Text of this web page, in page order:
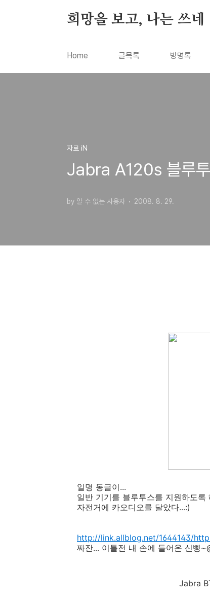
희망을 보고, 나는 쓰네
Home 글목록 방명록
자료 iN
Jabra A120s 블루
by 알 수 없는 사용자 2008. 8. 29.
일명 동글이...
일반 기기를 블루투스를 지원하도록
자전거에 카오디오를 달았다...:)
http://link.allblog.net/1644143/
짜잔... 이틀전 내 손에 들어온 신삥
Jabra